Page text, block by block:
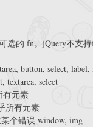
的 fn。jQuery不支持
button, select, label,
textarea, select
有元素
所有元素
个错误 window, img